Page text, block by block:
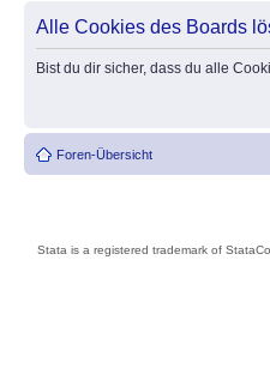
Alle Cookies des Boards
Bist du dir sicher, dass du alle
Foren-Übersicht
Stata is a registered trademark of